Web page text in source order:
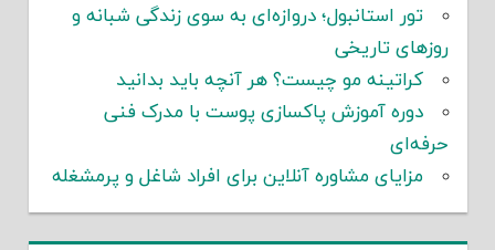
تور استانبول؛ دروازه‌ای به سوی زندگی شبانه و
روزهای تاریخی
کراتینه مو چیست؟ هر آنچه باید بدانید
دوره آموزش پاکسازی پوست با مدرک فنی
حرفه‌ای
مزایای مشاوره آنلاین برای افراد شاغل و پرمشغله